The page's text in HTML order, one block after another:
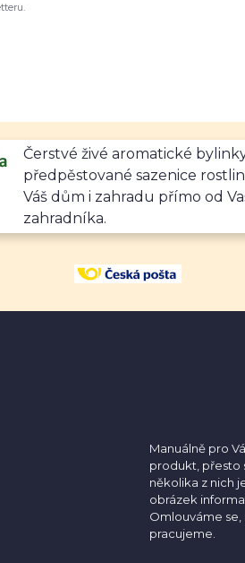
Čerstvé živé aromatické
předpěstované sazenice
Váš dům i zahradu přímo od
zahradníka.
Manuálně pro
produkt, přesto
několika z nich
obrázek
Omlouváme
pracujeme.